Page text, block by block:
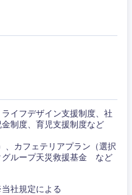
イフデザイン支援制度、社
制度、育児支援制度など
、カフェテリアプラン（選択
グループ天災救援基金 など
社規定による